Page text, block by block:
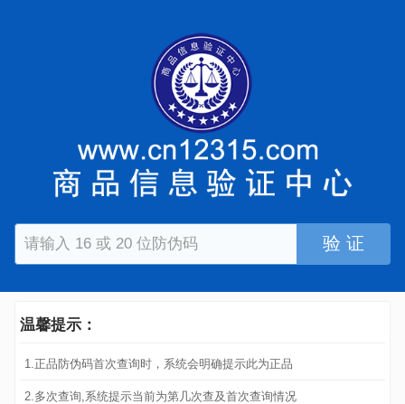
验 证
温馨提示：
1.正品防伪码首次查询时，系统会明确提示此为正品
2.多次查询,系统提示当前为第几次查及首次查询情况